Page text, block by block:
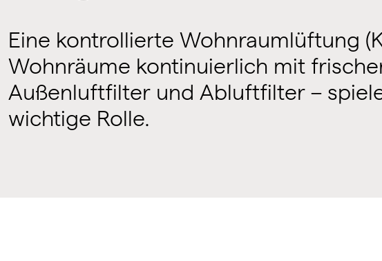
Eine kontrollierte Wohnraumlüftung
Wohnräume kontinuierlich mit
Außenluftfilter und Abluftfilter –
wichtige Rolle.